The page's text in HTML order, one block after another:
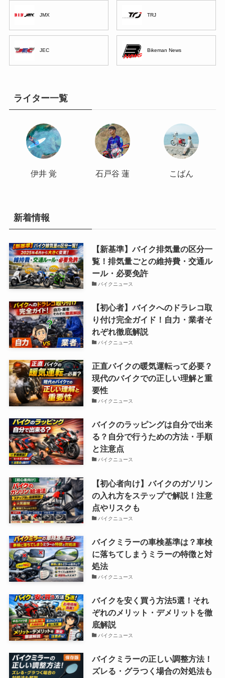
JMX TRJ
JEC Bikeman News
ライター一覧
伊井 覚 石戸谷 蓮 こばん
新着情報
【新基準】バイク排気量の区分一
覧！排気量ごとの維持費・交通ル
ール・必要免許
バイクニュース
【初心者】バイクへのドラレコ取
り付け完全ガイド！自力・業者そ
れぞれ徹底解説
バイクニュース
正直バイクの暖気運転って必要？
現代のバイクでの正しい理解と重
要性
バイクニュース
バイクのラッピングは自分で出来
る？自分で行うための方法・手順
と注意点
バイクニュース
【初心者向け】バイクのガソリン
の入れ方をステップで解説！注意
点やリスクも
バイクニュース
バイクミラーの車検基準は？車検
に落ちてしまうミラーの特徴と対
処法
バイクニュース
バイクを安く買う方法5選！それ
ぞれのメリット・デメリットを徹
底解説
バイクニュース
バイクミラーの正しい調整方法！
ズレる・グラつく場合の対処法も